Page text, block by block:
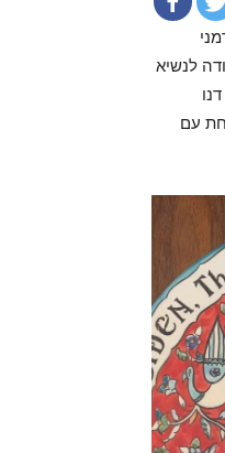
לנשיא
דנו
עם